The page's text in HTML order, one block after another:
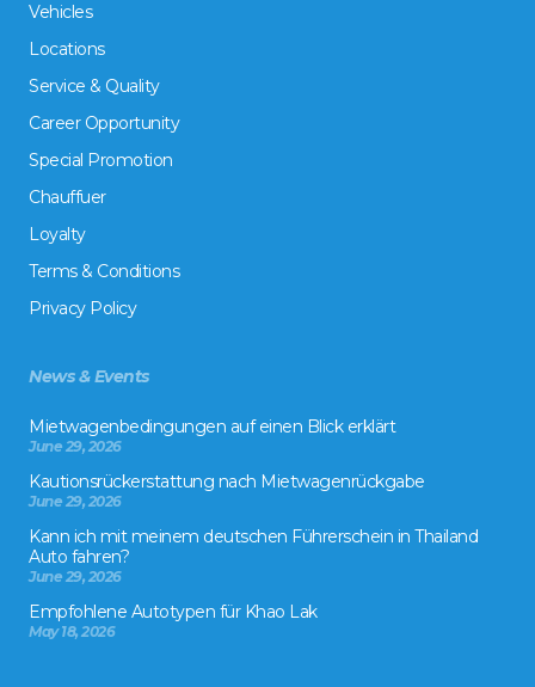
Vehicles
Locations
Service & Quality
Career Opportunity
Special Promotion
Chauffuer
Loyalty
Terms & Conditions
Privacy Policy
News & Events
Mietwagenbedingungen auf einen Blick erklärt
June 29, 2026
Kautionsrückerstattung nach Mietwagenrückgabe
June 29, 2026
Kann ich mit meinem deutschen Führerschein in Thailand
Auto fahren?
June 29, 2026
Empfohlene Autotypen für Khao Lak
May 18, 2026